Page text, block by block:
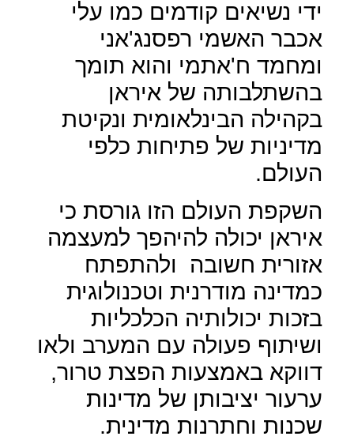
ידי נשיאים קודמים כמו עלי
אכבר האשמי רפסנג'אני
ומחמד ח'אתמי והוא תומך
בהשתלבותה של איראן
בקהילה הבינלאומית ונקיטת
מדיניות של פתיחות כלפי
העולם.
השקפת העולם הזו גורסת כי
איראן יכולה להיהפך למעצמה
אזורית חשובה
ולהתפתח
כמדינה מודרנית וטכנולוגית
בזכות יכולותיה הכלכליות
ושיתוף פעולה עם המערב ולאו
דווקא באמצעות הפצת טרור,
ערעור יציבותן של מדינות
שכנות וחתרנות מדינית.